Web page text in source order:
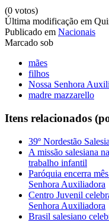
(0 votos)
Última modificação em
Publicado em Nacionais
Marcado sob
mães
filhos
Nossa Senhora
madre mazzarello
Itens relacionados
39º Nordestão
A missão salesiana
trabalho infantil
Paróquia encerra
Senhora Auxiliadora
Centro Juvenil
Senhora Auxiliadora
Brasil salesiano